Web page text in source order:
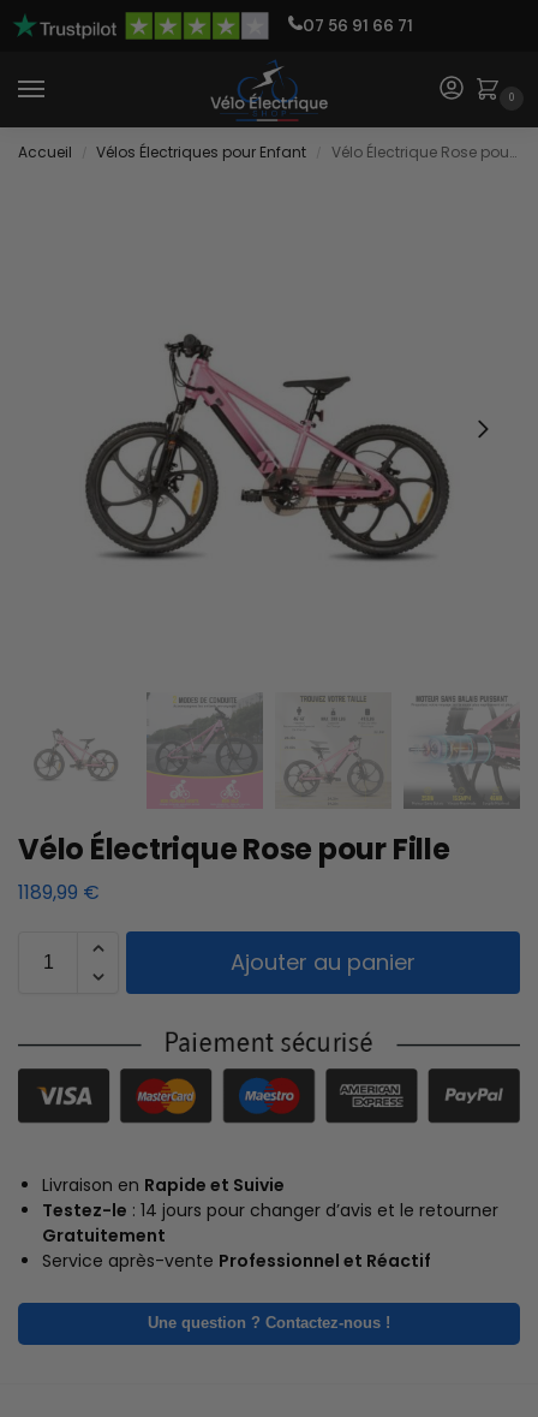
07 56 91 66 71
0
Accueil Vélos Électriques pour Enfant Vélo Électrique Rose pour Fille
Vélo Électrique Rose pour Fille
1189,99 €
Ajouter au panier
Livraison en Rapide et Suivie
Testez-le : 14 jours pour changer d’avis et le retourner
Gratuitement
Service après-vente Professionnel et Réactif
Une question ? Contactez-nous !